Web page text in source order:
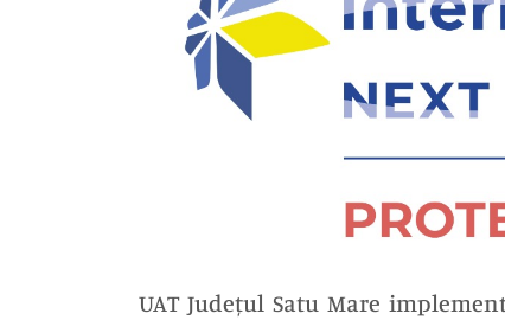
UAT Județul Satu Mare